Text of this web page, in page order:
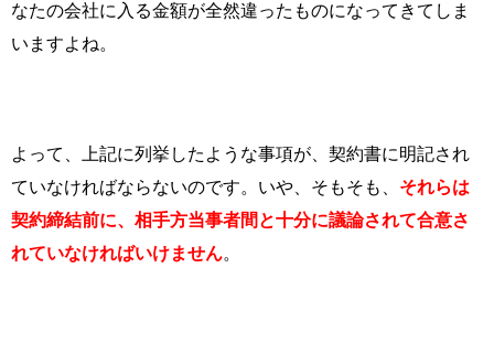
なたの会社に入る金額が全然違ったものになってきてしま
いますよね。
よって、上記に列挙したような事項が、契約書に明記され
ていなければならないのです。いや、そもそも、 それらは
契約締結前に、相手方当事者間と十分に議論されて合意さ
れていなければいけません。